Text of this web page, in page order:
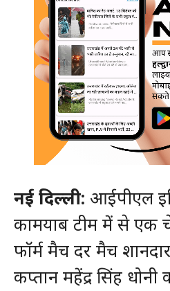
नई दिल्ली: आईपीएल
कामयाब टीम में से एक
फॉर्म मैच दर मैच
कप्तान महेंद्र सिंह